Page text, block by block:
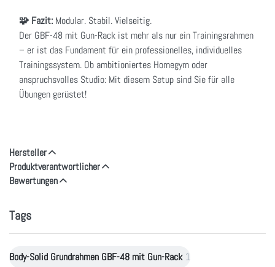
🧩 Fazit: Modular. Stabil. Vielseitig.
Der GBF-48 mit Gun-Rack ist mehr als nur ein Trainingsrahmen
– er ist das Fundament für ein professionelles, individuelles
Trainingssystem. Ob ambitioniertes Homegym oder
anspruchsvolles Studio: Mit diesem Setup sind Sie für alle
Übungen gerüstet!
Hersteller
Produktverantwortlicher
Bewertungen
Tags
Body-Solid Grundrahmen GBF-48 mit Gun-Rack 1